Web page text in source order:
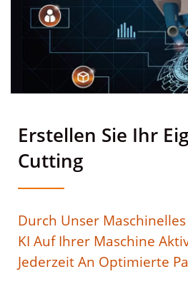
Erstellen Sie Ihr
Cutting
Durch Unser
KI Auf Ihrer Maschine
Jederzeit An Optimierte